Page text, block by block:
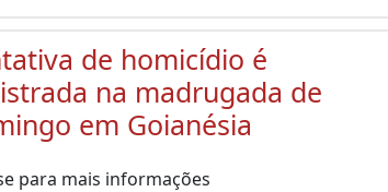
de homicídio é
na madrugada de
em Goianésia
para mais informações